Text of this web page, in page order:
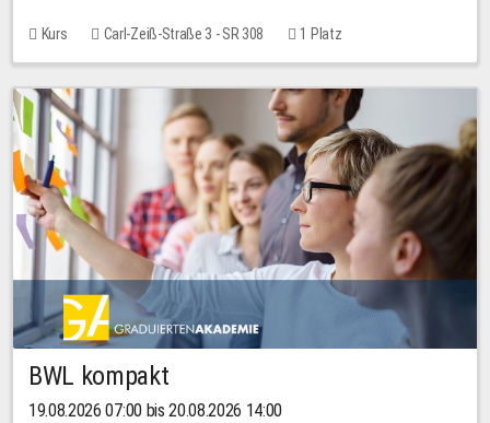
Kurs Carl-Zeiß-Straße 3 - SR 308 1 Platz
BWL kompakt
19.08.2026 07:00 bis 20.08.2026 14:00